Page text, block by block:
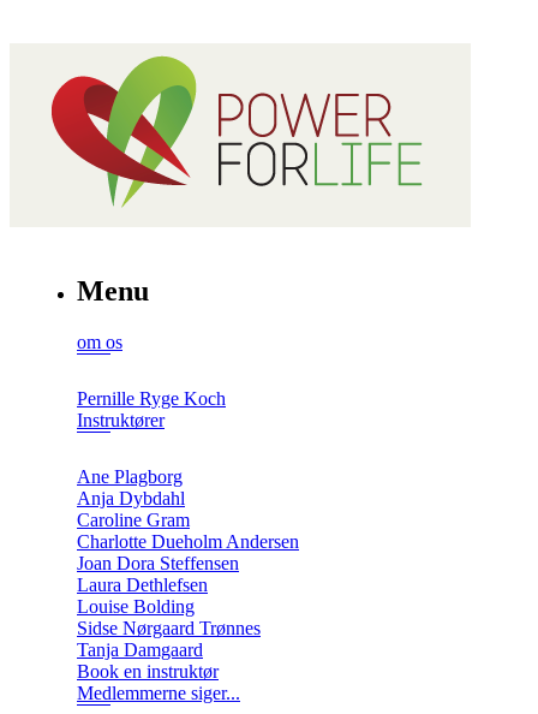
Menu
om os
Pernille Ryge Koch
Instruktører
Ane Plagborg
Anja Dybdahl
Caroline Gram
Charlotte Dueholm Andersen
Joan Dora Steffensen
Laura Dethlefsen
Louise Bolding
Sidse Nørgaard Trønnes
Tanja Damgaard
Book en instruktør
Medlemmerne siger...